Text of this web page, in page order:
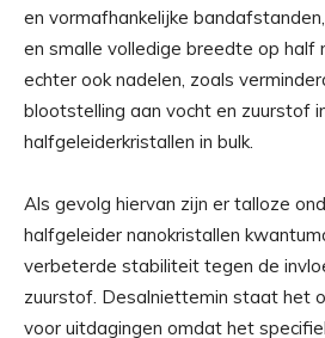
en vormafhankelijke
en smalle volledige breedte op half
echter ook nadelen, zoals
blootstelling aan vocht en zuurstof
halfgeleiderkristallen in bulk.
Als gevolg hiervan zijn er talloze
halfgeleider nanokristallen
verbeterde stabiliteit tegen de
zuurstof. Desalniettemin staat het
voor uitdagingen omdat het